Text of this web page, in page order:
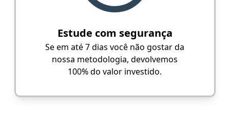
Estude com segurança
Se em até 7 dias você não gostar da
nossa metodologia, devolvemos
100% do valor investido.